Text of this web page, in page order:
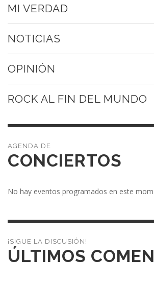
MI VERDAD
NOTICIAS
OPINIÓN
ROCK AL FIN DEL MUNDO
CONCIERTOS
No hay eventos programados en este
¡SIGUE LA DISCUSIÓN!
ÚLTIMOS